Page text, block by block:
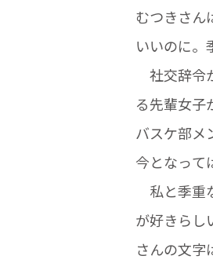
むつきさん
いいのに。
社交辞令
る先輩女子
バスケ部メ
今となって
私と季重
が好きらし
さんの文字